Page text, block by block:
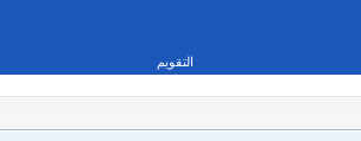
التقويم